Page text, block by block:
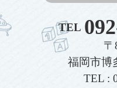
TEL
〒
福岡市博
TEL :